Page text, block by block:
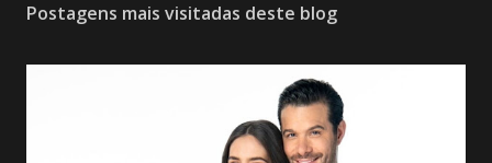
Postagens mais visitadas deste blog